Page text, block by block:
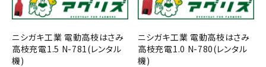
ニシガキ工業 電動高枝はさみ
高枝充電1.5 N-781(レンタル
機)
ニシガキ工業 電動高枝はさみ
高枝充電1.0 N-780(レンタル
機)